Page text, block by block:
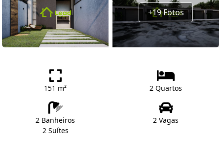
+19 Fotos
151 m² 2 Quartos
2 Banheiros
2 Suítes
2 Vagas